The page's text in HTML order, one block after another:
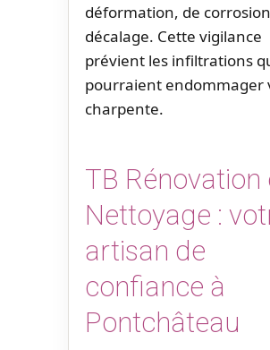
déformation, de
décalage. Cette vigilance
prévient les infiltrations
pourraient endommager
charpente.
TB Rénovation
Nettoyage :
artisan de
confiance à
Pontchâteau